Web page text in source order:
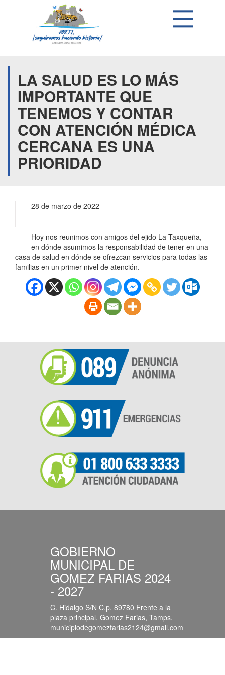
LA SALUD ES LO MÁS
IMPORTANTE QUE
TENEMOS Y CONTAR
CON ATENCIÓN MÉDICA
CERCANA ES UNA
PRIORIDAD
28 de marzo de 2022
Hoy nos reunimos con amigos del ejido La Taxqueña,
en dónde asumimos la responsabilidad de tener en una
casa de salud en dónde se ofrezcan servicios para todas las
familias en un primer nivel de atención.
GOBIERNO
MUNICIPAL DE
GOMEZ FARIAS 2024
- 2027
C. Hidalgo S/N C.p. 89780 Frente a la
plaza principal, Gomez Farias, Tamps.
municipiodegomezfarias2124@gmail.com